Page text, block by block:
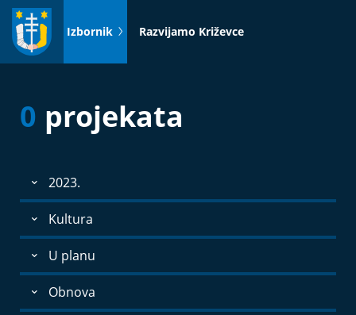
Idi
sadržaj
Izbornik Razvijamo Križevce
0 projekata
2023.
Kultura
U planu
Obnova